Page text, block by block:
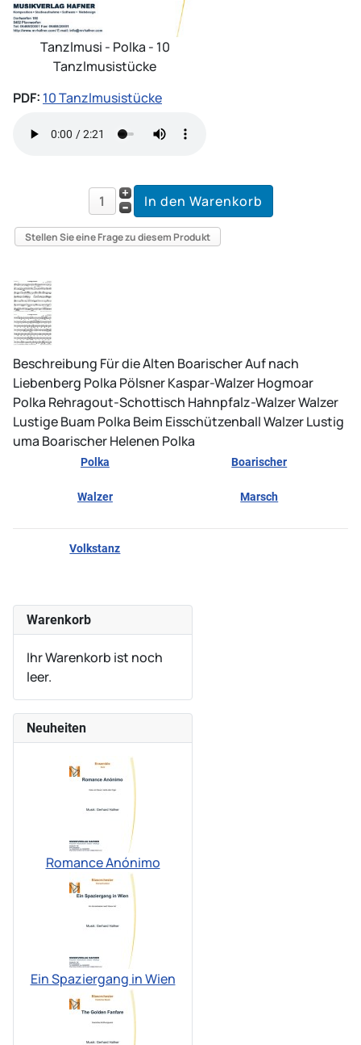
Tanzlmusi - Polka - 10
Tanzlmusistücke
PDF: 10 Tanzlmusistücke
Stellen Sie eine Frage zu diesem Produkt
Beschreibung Für die Alten Boarischer Auf nach
Liebenberg Polka Pölsner Kaspar-Walzer Hogmoar
Polka Rehragout-Schottisch Hahnpfalz-Walzer Walzer
Lustige Buam Polka Beim Eisschützenball Walzer Lustig
uma Boarischer Helenen Polka
Polka Boarischer
Walzer Marsch
Volkstanz
Warenkorb
Ihr Warenkorb ist noch
leer.
Neuheiten
Romance Anónimo
Ein Spaziergang in Wien